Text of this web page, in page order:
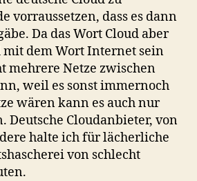
vorraussetzen, dass es dann
Da das Wort Cloud aber
dem Wort Internet sein
mehrere Netze zwischen
weil es sonst immernoch
wären kann es auch nur
Deutsche Cloudanbieter, von
halte ich für lächerliche
von schlecht